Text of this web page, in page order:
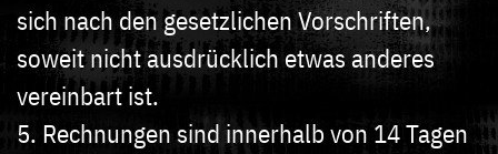
sich nach den gesetzlichen Vorschriften,
soweit nicht ausdrücklich etwas anderes
vereinbart ist.
5. Rechnungen sind innerhalb von 14 Tagen